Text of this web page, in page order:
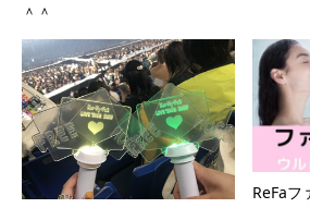
＾＾
ReFaフ